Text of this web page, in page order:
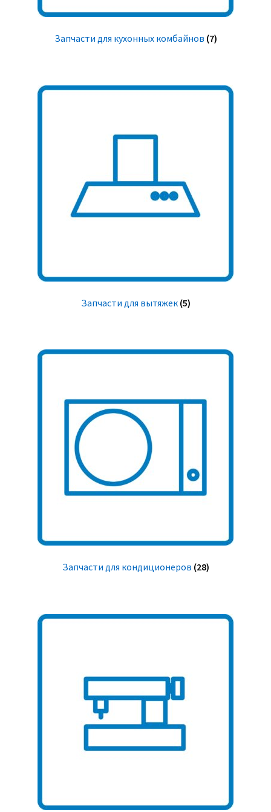
Запчасти для кухонных комбайнов (7)
Запчасти для вытяжек (5)
Запчасти для кондиционеров (28)